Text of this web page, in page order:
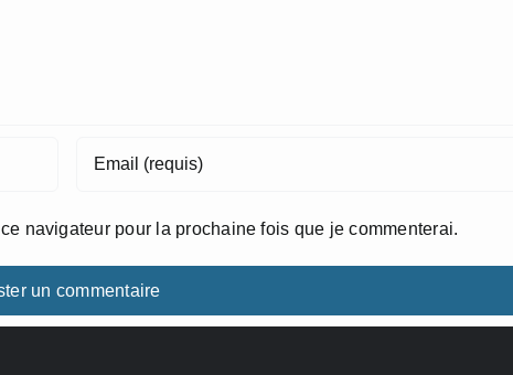
navigateur pour la prochaine fois que je commenterai.